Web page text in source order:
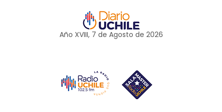
Año XVIII, 7 de Agosto de 2026